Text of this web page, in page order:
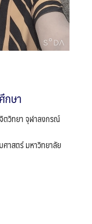
กษา
วิทยา จุฬาลงกรณ์
าสตร์ มหาวิทยาลัย